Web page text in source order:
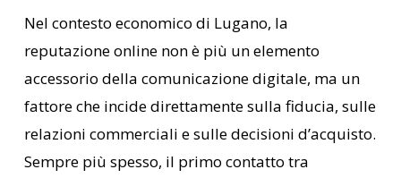
Nel contesto economico di Lugano, la
reputazione online non è più un elemento
accessorio della comunicazione digitale, ma un
fattore che incide direttamente sulla fiducia, sulle
relazioni commerciali e sulle decisioni d’acquisto.
Sempre più spesso, il primo contatto tra